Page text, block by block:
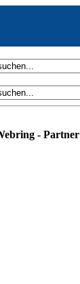
- Partner